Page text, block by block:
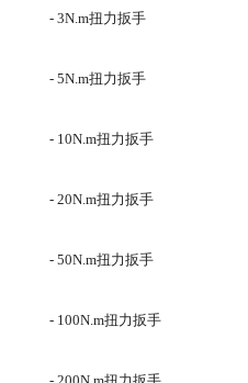
- 3N.m扭力扳手
- 5N.m扭力扳手
- 10N.m扭力扳手
- 20N.m扭力扳手
- 50N.m扭力扳手
- 100N.m扭力扳手